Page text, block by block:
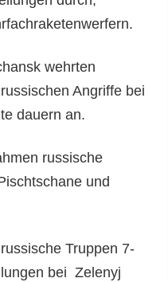
wehrten
Angriffe bei
dauern an.
russische
und
Truppen 7-
bei Zelenyj